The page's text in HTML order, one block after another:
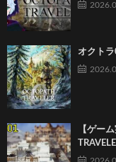
オクト
【ゲー